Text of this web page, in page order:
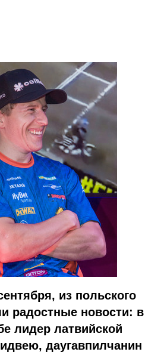
из польского
радостные новости: в
лидер латвийской
даугавпилчанин